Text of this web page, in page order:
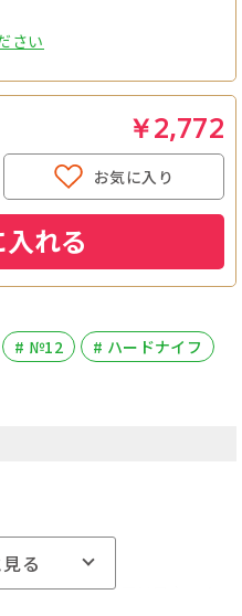
さい
￥2,772
お気に入り
れる
# №12
# ハードナイフ
なります。
3営業日でのお届け予定です。
る